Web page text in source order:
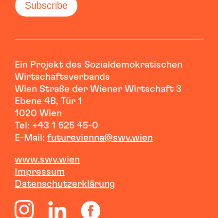
Ein Projekt des Sozialdemokratischen
Wirtschaftsverbands
Wien Straße der Wiener Wirtschaft 3
Ebene 4B, Tür 1
1020 Wien
Tel: +43 1 525 45-0
E-Mail: futurevienna@swv.wien
www.swv.wien
mpressum
Datenschutzerklärung